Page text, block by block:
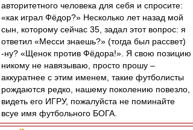
авторитетного человека для себя и спросите:
«как играл Фёдор?» Несколько лет назад мой
сын, которому сейчас 35, задал этот вопрос: я
ответил «Месси знаешь?» (тогда был рассвет)
-ну? «Щенок против Фёдора!». Я свою позицию
никому не навязываю, просто прошу –
аккуратнее с этим именем, такие футболисты
рождаются редко, нашему поколению повезло,
видеть его ИГРУ, пожалуйста не поминайте
всуе имя футбольного БОГА.